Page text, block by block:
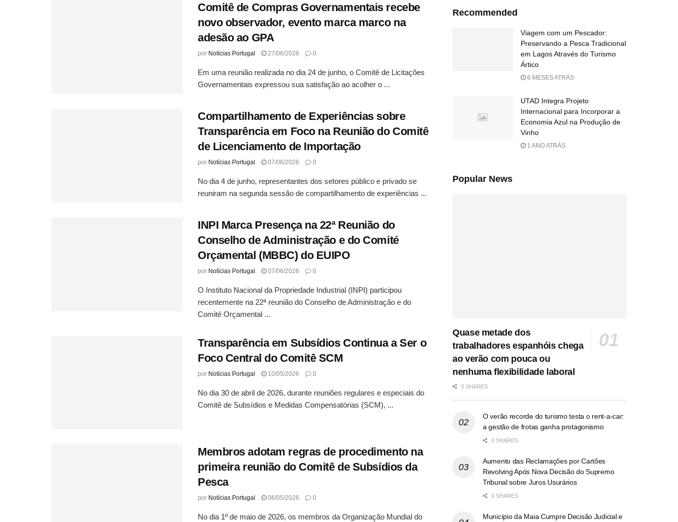
Comitê de Compras Governamentais recebe
novo observador, evento marca marco na
adesão ao GPA
por Notícias Portugal 27/06/2026 0
Em uma reunião realizada no dia 24 de junho, o Comitê de Licitações
Governamentais expressou sua satisfação ao acolher o ...
Compartilhamento de Experiências sobre
Transparência em Foco na Reunião do Comitê
de Licenciamento de Importação
por Notícias Portugal 07/06/2026 0
No dia 4 de junho, representantes dos setores público e privado se
reuniram na segunda sessão de compartilhamento de experiências ...
INPI Marca Presença na 22ª Reunião do
Conselho de Administração e do Comité
Orçamental (MBBC) do EUIPO
por Notícias Portugal 07/06/2026 0
O Instituto Nacional da Propriedade Industrial (INPI) participou
recentemente na 22ª reunião do Conselho de Administração e do
Comité Orçamental ...
Transparência em Subsídios Continua a Ser o
Foco Central do Comitê SCM
por Notícias Portugal 10/05/2026 0
No dia 30 de abril de 2026, durante reuniões regulares e especiais do
Comitê de Subsídios e Medidas Compensatórias (SCM), ...
Membros adotam regras de procedimento na
primeira reunião do Comitê de Subsídios da
Pesca
por Notícias Portugal 06/05/2026 0
No dia 1º de maio de 2026, os membros da Organização Mundial do
Recommended
Viagem com um Pescador:
Preservando a Pesca Tradicional
em Lagos Através do Turismo
Ártico
6 MESES ATRÁS
UTAD Integra Projeto
Internacional para Incorporar a
Economia Azul na Produção de
Vinho
1 ANO ATRÁS
Popular News
Quase metade dos
trabalhadores espanhóis chega
ao verão com pouca ou
nenhuma flexibilidade laboral
0 SHARES
O verão recorde do turismo testa o rent-a-car:
a gestão de frotas ganha protagonismo
0 SHARES
Aumento das Reclamações por Cartões
Revolving Após Nova Decisão do Supremo
Tribunal sobre Juros Usurários
0 SHARES
Município da Maia Cumpre Decisão Judicial e